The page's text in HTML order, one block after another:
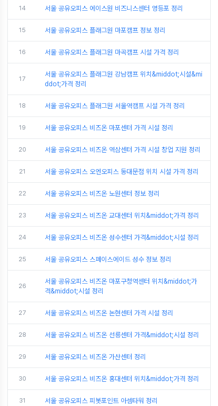
14 서울 공유오피스 에이스원 비즈니스센터 영등포 정리
15 서울 공유오피스 플래그원 마포캠프 정보 정리
16 서울 공유오피스 플래그원 마곡캠프 시설 가격 정리
17
서울 공유오피스 플래그원 강남캠프 위치&middot;시설&mi
ddot;가격 정리
18 서울 공유오피스 플래그원 서울역캠프 시설 가격 정리
19 서울 공유오피스 비즈온 마포센터 가격 시설 정리
20 서울 공유오피스 비즈온 역삼센터 가격 시설 창업 지원 정리
21 서울 공유오피스 오엔오피스 동대문점 위치 시설 가격 정리
22 서울 공유오피스 비즈온 노원센터 정보 정리
23 서울 공유오피스 비즈온 교대센터 위치&middot;가격 정리
24 서울 공유오피스 비즈온 성수센터 가격&middot;시설 정리
25 서울 공유오피스 스페이스에이드 성수 정보 정리
26
서울 공유오피스 비즈온 마포구청역센터 위치&middot;가
격&middot;시설 정리
27 서울 공유오피스 비즈온 논현센터 가격 시설 정리
28 서울 공유오피스 비즈온 선릉센터 가격&middot;시설 정리
29 서울 공유오피스 비즈온 가산센터 정리
30 서울 공유오피스 비즈온 홍대센터 위치&middot;가격 정리
31 서울 공유오피스 피봇포인트 아셈타워 정리